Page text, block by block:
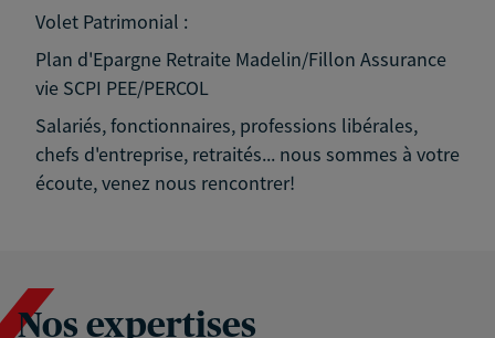
Volet Patrimonial :
Plan d'Epargne Retraite Madelin/Fillon Assurance
vie SCPI PEE/PERCOL
Salariés, fonctionnaires, professions libérales,
chefs d'entreprise, retraités... nous sommes à votre
écoute, venez nous rencontrer!
Nos expertises